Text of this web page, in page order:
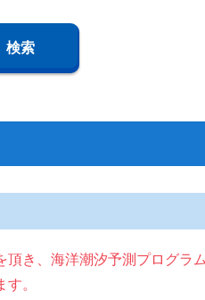
検索
き、海洋潮汐予測プログラ
。